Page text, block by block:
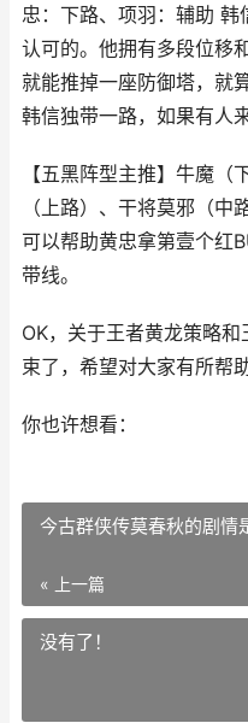
忠：下路、项羽：辅助
认可的。他拥有多段位移
就能推掉一座防御塔，就
韩信独带一路，如果有人
【五黑阵型主推】牛魔（
（上路）、干将莫邪（
可以帮助黄忠拿第壹个红
带线。
OK，关于王者黄龙策略
束了，希望对大家有所帮助
你也许想看：
今古群侠传莫春秋的剧情
« 上一篇
没有了！